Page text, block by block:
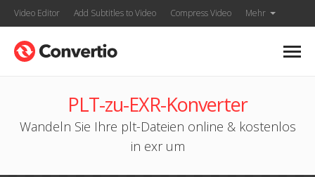
Video Editor Add Subtitles to Video Compress Video Mehr
PLT-zu-EXR-Konverter
Wandeln Sie Ihre plt-Dateien online & kostenlos
in exr um